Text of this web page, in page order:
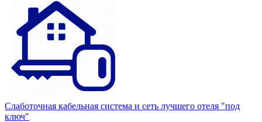
Слаботочная кабельная система и сеть лучшего отеля "под
ключ"